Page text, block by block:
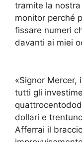
tramite la
monitor perché
fissare numeri
davanti ai miei
«Signor
tutti gli
dollari e
Afferrai il